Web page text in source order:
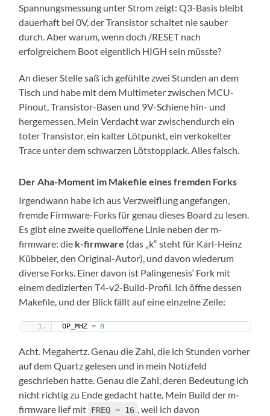
Spannungsmessung unter Strom zeigt: Q3-Basis bleibt
dauerhaft bei 0V, der Transistor schaltet nie sauber
durch. Aber warum, wenn doch /RESET nach
erfolgreichem Boot eigentlich HIGH sein müsste?
An dieser Stelle saß ich gefühlte zwei Stunden an dem
Tisch und habe mit dem Multimeter zwischen MCU-
Pinout, Transistor-Basen und 9V-Schiene hin- und
hergemessen. Mein Verdacht war zwischendurch ein
toter Transistor, ein kalter Lötpunkt, ein verkokelter
Trace unter dem schwarzen Lötstopplack. Alles falsch.
Der Aha-Moment im Makefile eines fremden Forks
Irgendwann habe ich aus Verzweiflung angefangen,
fremde Firmware-Forks für genau dieses Board zu lesen.
Es gibt eine zweite quelloffene Linie neben der m-
firmware: die k-firmware (das „k“ steht für Karl-Heinz
Kübbeler, den Original-Autor), und davon wiederum
diverse Forks. Einer davon ist Palingenesis‘ Fork mit
einem dedizierten T4-v2-Build-Profil. Ich öffne dessen
Makefile, und der Blick fällt auf eine einzelne Zeile:
OP_MHZ = 8
Acht. Megahertz. Genau die Zahl, die ich Stunden vorher
auf dem Quartz gelesen und in mein Notizfeld
geschrieben hatte. Genau die Zahl, deren Bedeutung ich
nicht richtig zu Ende gedacht hatte. Mein Build der m-
firmware lief mit FREQ = 16 , weil ich davon